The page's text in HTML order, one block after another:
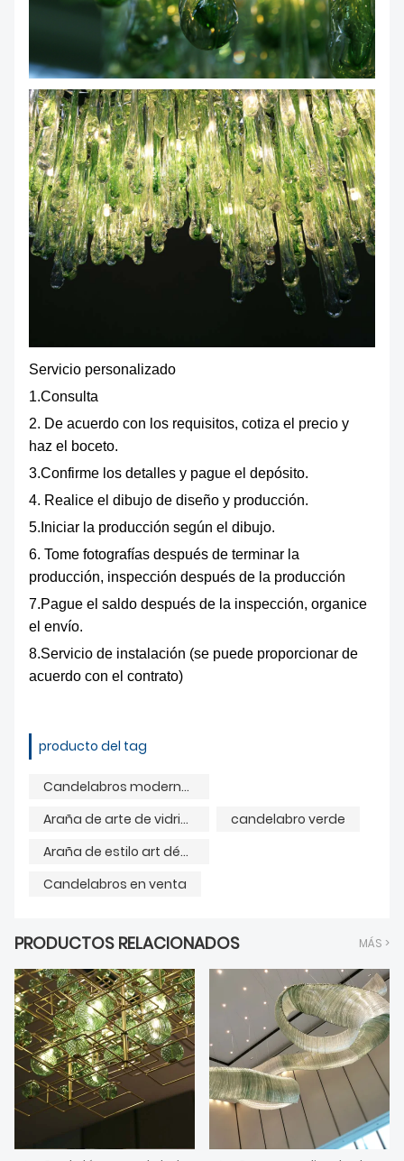
Servicio personalizado
1.Consulta
2. De acuerdo con los requisitos, cotiza el precio y
haz el boceto.
3.Confirme los detalles y pague el depósito.
4. Realice el dibujo de diseño y producción.
5.Iniciar la producción según el dibujo.
6. Tome fotografías después de terminar la
producción, inspección después de la producción
7.Pague el saldo después de la inspección, organice
el envío.
8.Servicio de instalación (se puede proporcionar de
acuerdo con el contrato)
producto del tag
Candelabros modernos para sala de estar.
Araña de arte de vidrio con gota de agua
candelabro verde
Araña de estilo art déco
Candelabros en venta
PRODUCTOS RELACIONADOS MÁS >